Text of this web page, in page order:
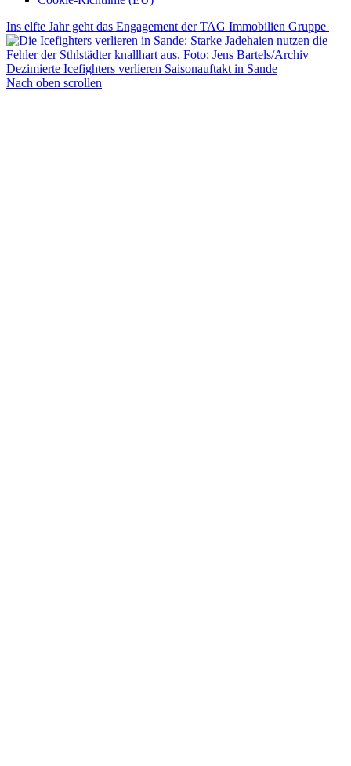
Ins elfte Jahr geht das Engagement der TAG Immobilien Gruppe
Dezimierte Icefighters verlieren Saisonauftakt in Sande
Nach oben scrollen